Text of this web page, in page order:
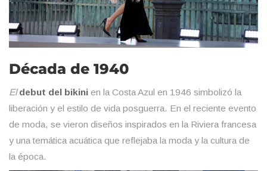
Década de 1940
Eldebut del bikini en la Costa Azul en 1946 simbolizó la
liberación y el estilo de vida posguerra. En el reciente evento
de moda, se vieron diseños inspirados en la Riviera francesa
y una temática acuática que reflejaba la moda y la cultura de
la época.